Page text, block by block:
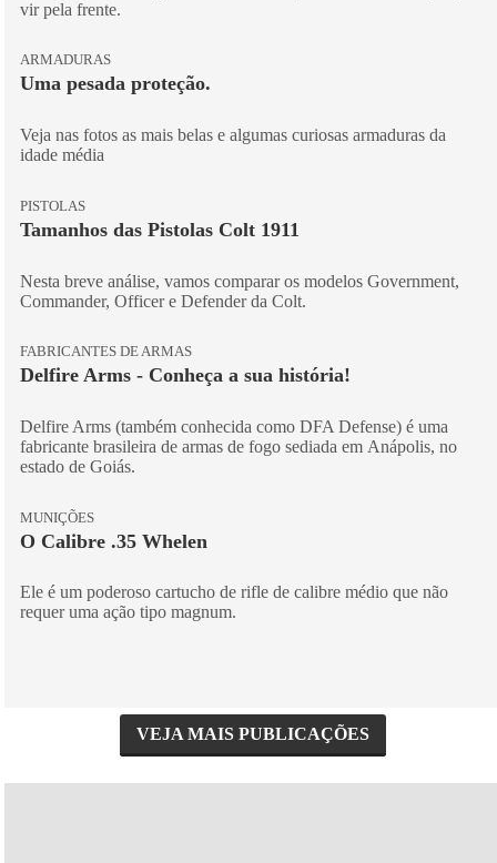
vir pela frente.
ARMADURAS
Uma pesada proteção.
Veja nas fotos as mais belas e algumas curiosas armaduras da
idade média
PISTOLAS
Tamanhos das Pistolas Colt 1911
Nesta breve análise, vamos comparar os modelos Government,
Commander, Officer e Defender da Colt.
FABRICANTES DE ARMAS
Delfire Arms - Conheça a sua história!
Delfire Arms (também conhecida como DFA Defense) é uma
fabricante brasileira de armas de fogo sediada em Anápolis, no
estado de Goiás.
MUNIÇÕES
O Calibre .35 Whelen
Ele é um poderoso cartucho de rifle de calibre médio que não
requer uma ação tipo magnum.
VEJA MAIS PUBLICAÇÕES